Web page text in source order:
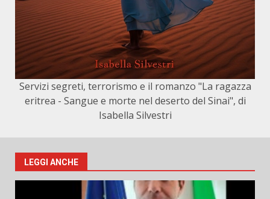
Servizi segreti, terrorismo e il romanzo "La ragazza
eritrea - Sangue e morte nel deserto del Sinai", di
Isabella Silvestri
LEGGI ANCHE